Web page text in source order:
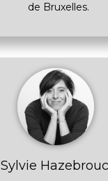
de Bruxelles.
Sylvie